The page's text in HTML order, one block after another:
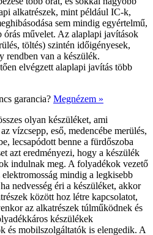
alkatrészek, mint például IC-k,
sem mindig egyértelmű,
órás művelet. Az alaplapi javítások
töltés) szintén időigényesek,
rendben van a készülék.
elvégzett alaplapi javítás több
garancia? Megnézem »
olyan készüléket, ami
vízcsepp, eső, medencébe merülés,
lecsapódott benne a fürdőszoba
azt eredményezi, hogy a készülék
indulnak meg. A folyadékok vezető
mindig a legkisebb
nedvesség éri a készüléket, akkor
között hoz létre kapcsolatot,
az alkatrészek túlműködnek és
készülékek
és mobilszolgáltatók is elengedik. A